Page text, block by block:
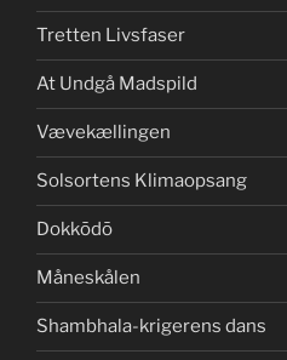
Tretten Livsfaser
At Undgå Madspild
Vævekællingen
Solsortens Klimaopsang
Dokkōdō
Måneskålen
Shambhala-krigerens dans